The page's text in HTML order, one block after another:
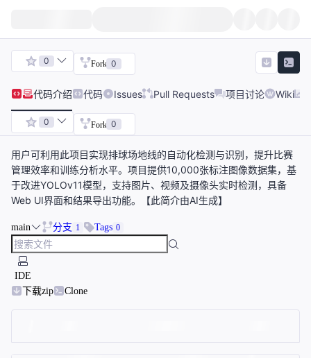
0 Fork 0
代码介绍 代码 Issues Pull Requests 项目讨论 Wiki
0 Fork 0
用户可利用此项目实现排球场地线的自动化检测与识别，提升比赛
管理效率和训练分析水平。项目提供10,000张标注图像数据集，基
于改进YOLOv11模型，支持图片、视频及摄像头实时检测，具备
Web UI界面和结果导出功能。【此简介由AI生成】
main 分支 1 Tags 0
IDE
下载zip
Clone